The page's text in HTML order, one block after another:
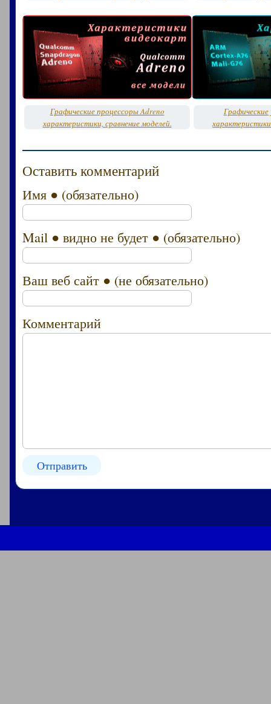
Графические процессоры Adreno
характеристики, сравнение моделей.
Оставить комментарий
Имя ● (обязательно)
Mail ● видно не будет ● (обязательно)
Ваш веб сайт ● (не обязательно)
Комментарий